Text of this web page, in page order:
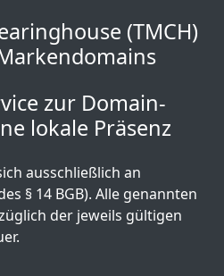
(TMCH)
zur Domain-
lokale Präsenz
ausschließlich an
§ 14 BGB). Alle genannten
der jeweils gültigen